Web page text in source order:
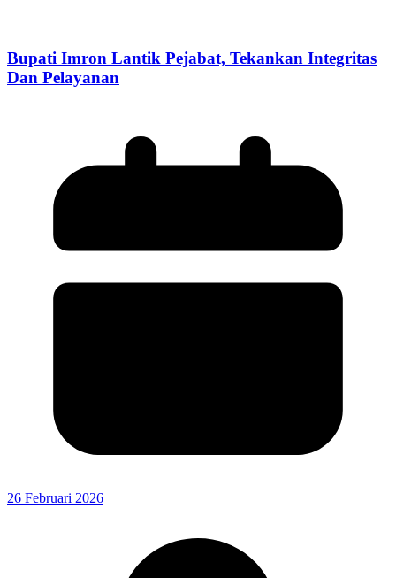
Bupati Imron Lantik Pejabat, Tekankan Integritas
Dan Pelayanan
26 Februari 2026